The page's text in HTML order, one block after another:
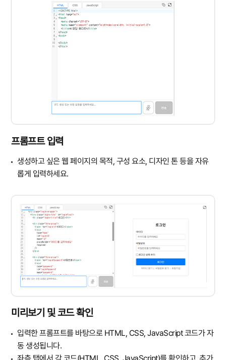
프롬프트 입력
생성하고 싶은 웹 페이지의 목적, 구성 요소, 디자인 톤 등을 자유
롭게 입력하세요.
미리보기 및 코드 확인
입력한 프롬프트를 바탕으로 HTML, CSS, JavaScript 코드가 자
동 생성됩니다.
좌측 탭에서 각 코드(HTML, CSS, JavaScript)를 확인하고, 추가